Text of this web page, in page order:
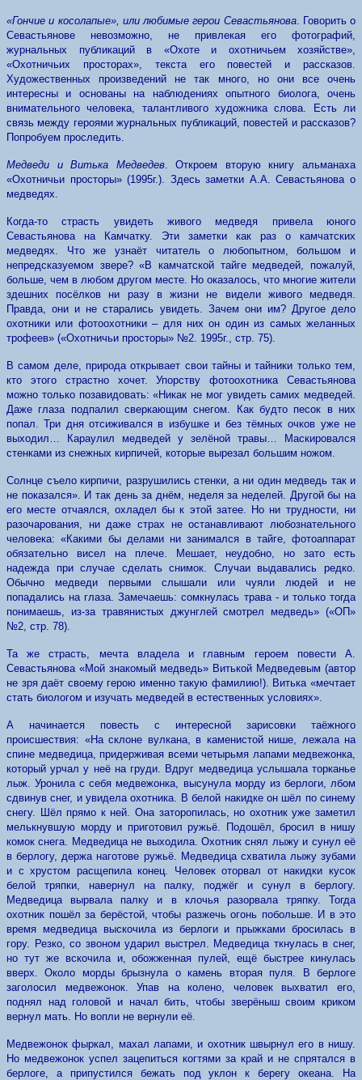
«Гончие и косолапые», или любимые герои Севастьянова. Говорить о
Севастьянове невозможно, не привлекая его фотографий,
журнальных публикаций в «Охоте и охотничьем хозяйстве»,
«Охотничьих просторах», текста его повестей и рассказов.
Художественных произведений не так много, но они все очень
интересны и основаны на наблюдениях опытного биолога, очень
внимательного человека, талантливого художника слова. Есть ли
связь между героями журнальных публикаций, повестей и рассказов?
Попробуем проследить.
Медведи и Витька Медведев. Откроем вторую книгу альманаха
«Охотничьи просторы» (1995г.). Здесь заметки А.А. Севастьянова о
медведях.
Когда-то страсть увидеть живого медведя привела юного
Севастьянова на Камчатку. Эти заметки как раз о камчатских
медведях. Что же узнаёт читатель о любопытном, большом и
непредсказуемом звере? «В камчатской тайге медведей, пожалуй,
больше, чем в любом другом месте. Но оказалось, что многие жители
здешних посёлков ни разу в жизни не видели живого медведя.
Правда, они и не старались увидеть. Зачем они им? Другое дело
охотники или фотоохотники – для них он один из самых желанных
трофеев» («Охотничьи просторы» №2. 1995г., стр. 75).
В самом деле, природа открывает свои тайны и тайники только тем,
кто этого страстно хочет. Упорству фотоохотника Севастьянова
можно только позавидовать: «Никак не мог увидеть самих медведей.
Даже глаза подпалил сверкающим снегом. Как будто песок в них
попал. Три дня отсиживался в избушке и без тёмных очков уже не
выходил… Караулил медведей у зелёной травы… Маскировался
стенками из снежных кирпичей, которые вырезал большим ножом.
Солнце съело кирпичи, разрушились стенки, а ни один медведь так и
не показался». И так день за днём, неделя за неделей. Другой бы на
его месте отчаялся, охладел бы к этой затее. Но ни трудности, ни
разочарования, ни даже страх не останавливают любознательного
человека: «Какими бы делами ни занимался в тайге, фотоаппарат
обязательно висел на плече. Мешает, неудобно, но зато есть
надежда при случае сделать снимок. Случаи выдавались редко.
Обычно медведи первыми слышали или чуяли людей и не
попадались на глаза. Замечаешь: сомкнулась трава - и только тогда
понимаешь, из-за травянистых джунглей смотрел медведь» («ОП»
№2, стр. 78).
Та же страсть, мечта владела и главным героем повести А.
Севастьянова «Мой знакомый медведь» Витькой Медведевым (автор
не зря даёт своему герою именно такую фамилию!). Витька «мечтает
стать биологом и изучать медведей в естественных условиях».
А начинается повесть с интересной зарисовки таёжного
происшествия: «На склоне вулкана, в каменистой нише, лежала на
спине медведица, придерживая всеми четырьмя лапами медвежонка,
который урчал у неё на груди. Вдруг медведица услышала торканье
лыж. Уронила с себя медвежонка, высунула морду из берлоги, лбом
сдвинув снег, и увидела охотника. В белой накидке он шёл по синему
снегу. Шёл прямо к ней. Она заторопилась, но охотник уже заметил
мелькнувшую морду и приготовил ружьё. Подошёл, бросил в нишу
комок снега. Медведица не выходила. Охотник снял лыжу и сунул её
в берлогу, держа наготове ружьё. Медведица схватила лыжу зубами
и с хрустом расщепила конец. Человек оторвал от накидки кусок
белой тряпки, навернул на палку, поджёг и сунул в берлогу.
Медведица вырвала палку и в клочья разорвала тряпку. Тогда
охотник пошёл за берёстой, чтобы разжечь огонь побольше. И в это
время медведица выскочила из берлоги и прыжками бросилась в
гору. Резко, со звоном ударил выстрел. Медведица ткнулась в снег,
но тут же вскочила и, обожженная пулей, ещё быстрее кинулась
вверх. Около морды брызнула о камень вторая пуля. В берлоге
заголосил медвежонок. Упав на колено, человек выхватил его,
поднял над головой и начал бить, чтобы зверёныш своим криком
вернул мать. Но вопли не вернули её.
Медвежонок фыркал, махал лапами, и охотник швырнул его в нишу.
Но медвежонок успел зацепиться когтями за край и не спрятался в
берлоге, а припустился бежать под уклон к берегу океана. На